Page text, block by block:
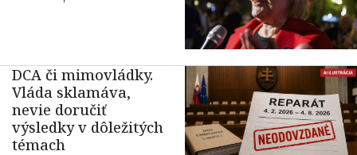
DCA či mimovládky.
Vláda sklamáva,
nevie doručiť
výsledky v dôležitých
témach